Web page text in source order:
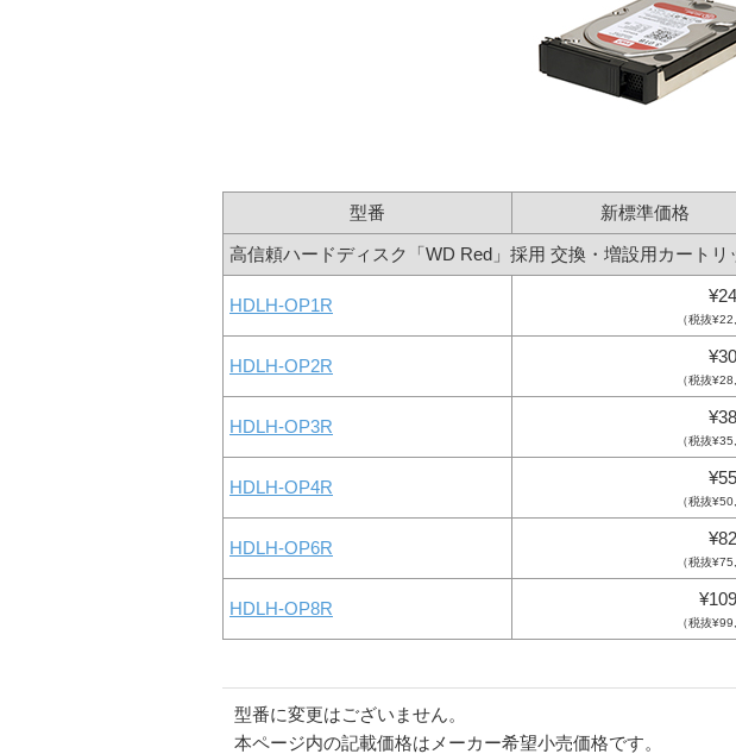
型番 新標準価格
高信頼ハードディスク「WD Red」採用 交換・増設用カートリ
HDLH-OP1R
（税抜
HDLH-OP2R
（税抜
HDLH-OP3R
（税抜
HDLH-OP4R
（税抜
HDLH-OP6R
（税抜
HDLH-OP8R
（税抜
型番に変更はございません。
本ページ内の記載価格はメーカー希望小売価格です。